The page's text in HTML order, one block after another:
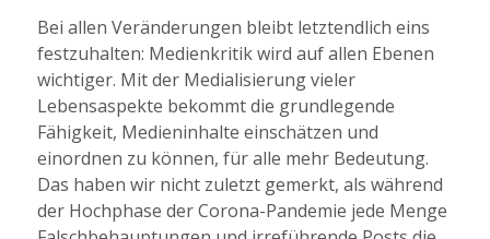
Bei allen Veränderungen bleibt letztendlich eins
festzuhalten: Medienkritik wird auf allen Ebenen
wichtiger. Mit der Medialisierung vieler
Lebensaspekte bekommt die grundlegende
Fähigkeit, Medieninhalte einschätzen und
einordnen zu können, für alle mehr Bedeutung.
Das haben wir nicht zuletzt gemerkt, als während
der Hochphase der Corona-Pandemie jede Menge